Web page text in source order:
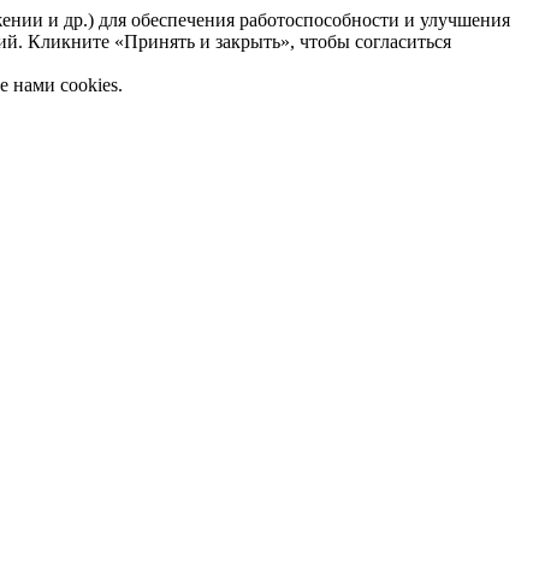
и др.) для обеспечения работоспособности и улучшения
Кликните «Принять и закрыть», чтобы согласиться
нами cookies.